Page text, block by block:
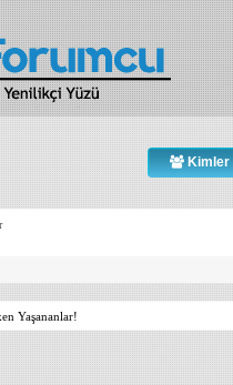
Kimler
Yaşananlar!